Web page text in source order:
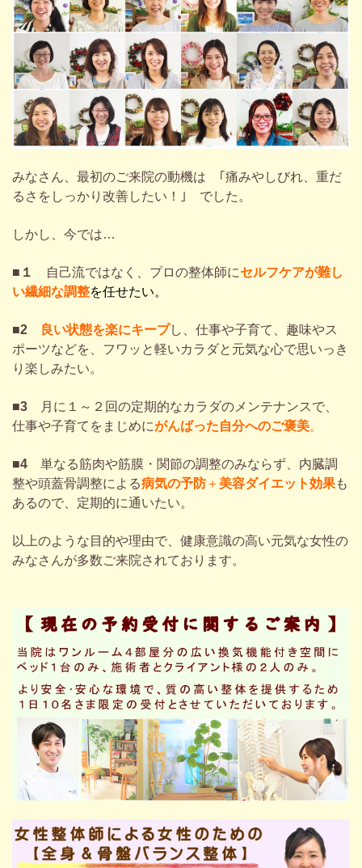
みなさん、最初のご来院の動機は ｢痛みやしびれ、重だ
るさをしっかり改善したい！｣ でした。
しかし、今では…
■１ 自己流ではなく、プロの整体師にセルフケアが難し
い繊細な調整を任せたい。
■2 良い状態を楽にキープし、仕事や子育て、趣味やス
ポーツなどを、フワッと軽いカラダと元気な心で思いっき
り楽しみたい。
■3
月に１～２回の定期的なカラダのメンテナンスで、
仕事や子育てをまじめにがんばった自分へのご褒美。
■4 単なる筋肉や筋膜・関節の調整のみならず、内臓調
整や頭蓋骨調整による病気の予防＋ 美容ダイエット効果も
あるので、定期的に通いたい。
以上のような目的や理由で、健康意識の高い元気な女性の
みなさんが多数ご来院されております。